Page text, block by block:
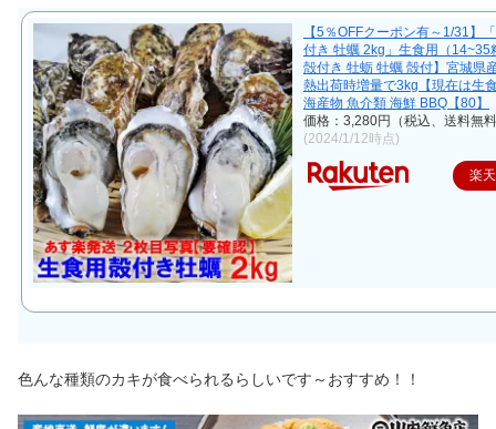
【5％OFFクーポン有～1/31】
付き 牡蠣 2kg」生食用（14~35
殻付き 牡蛎 牡蠣 殻付】宮城県
熱出荷時増量で3kg【現在は生
海産物 魚介類 海鮮 BBQ【80】
価格：3,280円（税込、送料無
(2024/1/12時点)
楽
色んな種類のカキが食べられるらしいです～おすすめ！！